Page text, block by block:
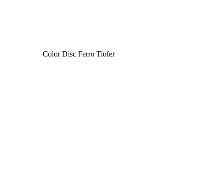
Color Disc Ferro Tiofer